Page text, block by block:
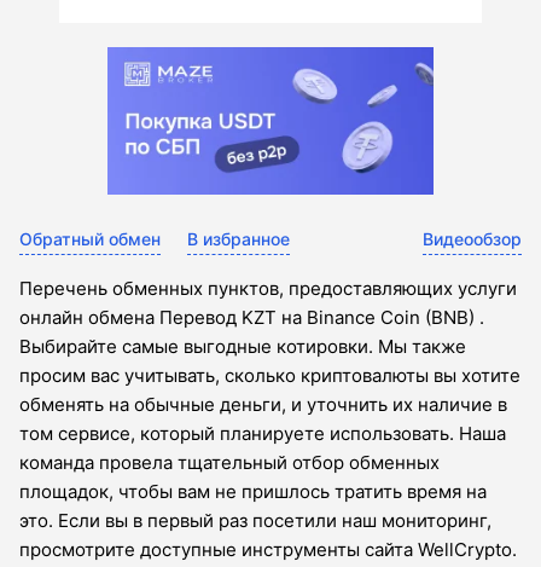
Обратный обмен В избранное Видеообзор
Перечень обменных пунктов, предоставляющих услуги
онлайн обмена Перевод KZT на Binance Coin (BNB) .
Выбирайте самые выгодные котировки. Мы также
просим вас учитывать, сколько криптовалюты вы хотите
обменять на обычные деньги, и уточнить их наличие в
том сервисе, который планируете использовать. Наша
команда провела тщательный отбор обменных
площадок, чтобы вам не пришлось тратить время на
это. Если вы в первый раз посетили наш мониторинг,
просмотрите доступные инструменты сайта WellCrypto.